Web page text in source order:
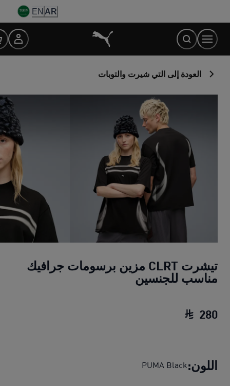
Content
AR
EN
العودة إلى التي شيرت والتوبات
تيشرت CLRT مزين برسومات جرافيك
مناسب للجنسين
280
اللون:PUMA Black